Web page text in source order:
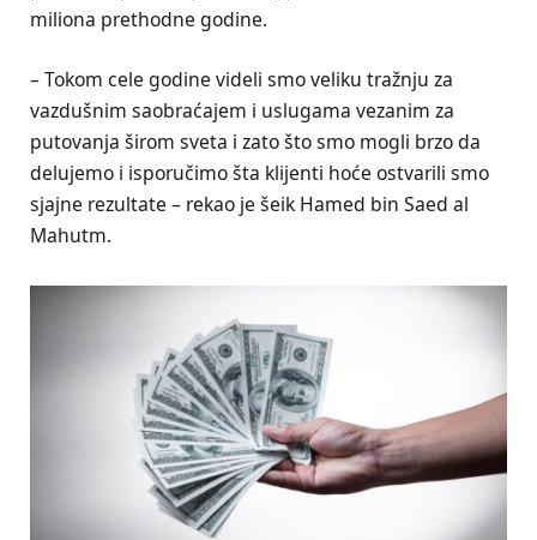
miliona prethodne godine.
– Tokom cele godine videli smo veliku tražnju za
vazdušnim saobraćajem i uslugama vezanim za
putovanja širom sveta i zato što smo mogli brzo da
delujemo i isporučimo šta klijenti hoće ostvarili smo
sjajne rezultate – rekao je šeik Hamed bin Saed al
Mahutm.